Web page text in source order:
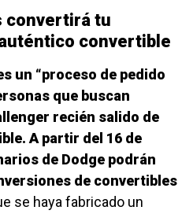
convertirá tu
convertible
un “proceso de pedido
que buscan
recién salido de
A partir del 16 de
de Dodge podrán
de convertibles
se haya fabricado un